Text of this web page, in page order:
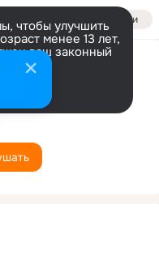
Войти
чтобы улучшить
менее 13 лет,
ваш законный